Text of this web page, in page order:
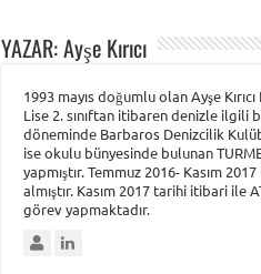
YAZAR: Ayşe Kırıcı
1993 mayıs doğumlu olan Ayşe
Lise 2. sınıftan itibaren denizle ilgili
döneminde Barbaros Denizcilik
ise okulu bünyesinde bulunan
yapmıştır. Temmuz 2016- Kasım
almıştır. Kasım 2017 tarihi itibari ile
görev yapmaktadır.